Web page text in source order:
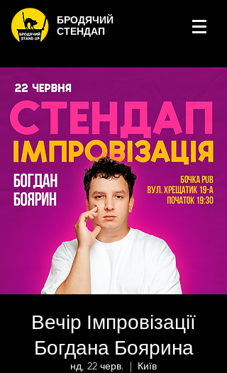
БРОДЯЧИЙ
СТЕНДАП
Вечір Імпровізації
Богдана Боярина
нд, 22 черв.
  |
Київ